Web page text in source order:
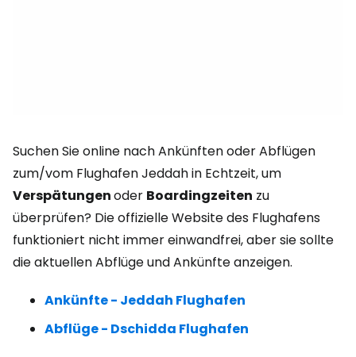
Suchen Sie online nach Ankünften oder Abflügen
zum/vom Flughafen Jeddah in Echtzeit, um
Verspätungenoder Boardingzeiten zu
überprüfen? Die offizielle Website des Flughafens
funktioniert nicht immer einwandfrei, aber sie sollte
die aktuellen Abflüge und Ankünfte anzeigen.
Ankünfte - Jeddah Flughafen
Abflüge - Dschidda Flughafen